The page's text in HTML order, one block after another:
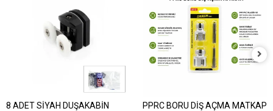
8 ADET SİYAH DUŞAKABİN
PPRC BORU DİŞ AÇMA MATKAP